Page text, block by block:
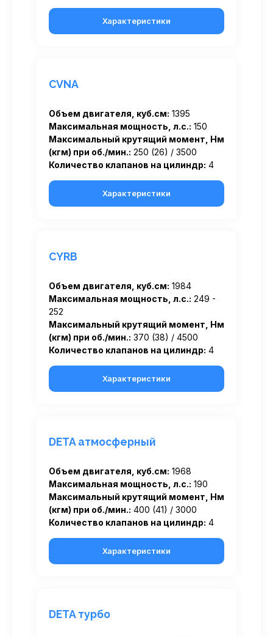
Характеристики
CVNA
Объем двигателя, куб.см: 1395
Максимальная мощность, л.с.: 150
Максимальный крутящий момент, Нм
(кгм) при об./мин.: 250 (26) / 3500
Количество клапанов на цилиндр: 4
Характеристики
CYRB
Объем двигателя, куб.см: 1984
Максимальная мощность, л.с.: 249 -
252
Максимальный крутящий момент, Нм
(кгм) при об./мин.: 370 (38) / 4500
Количество клапанов на цилиндр: 4
Характеристики
DETA атмосферный
Объем двигателя, куб.см: 1968
Максимальная мощность, л.с.: 190
Максимальный крутящий момент, Нм
(кгм) при об./мин.: 400 (41) / 3000
Количество клапанов на цилиндр: 4
Характеристики
DETA турбо